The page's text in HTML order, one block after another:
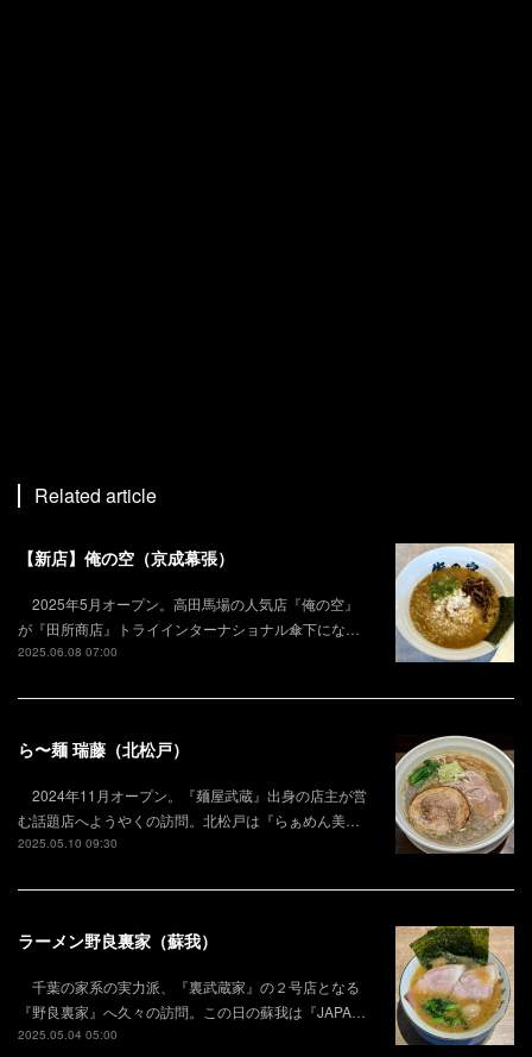
Related article
【新店】俺の空（京成幕張）
2025年5月オープン。高田馬場の人気店『俺の空』
が『田所商店』トライインターナショナル傘下にな…
2025.06.08 07:00
ら〜麺 瑞藤（北松戸）
2024年11月オープン。『麺屋武蔵』出身の店主が営
む話題店へようやくの訪問。北松戸は『らぁめん美…
2025.05.10 09:30
ラーメン野良裏家（蘇我）
千葉の家系の実力派、『裏武蔵家』の２号店となる
『野良裏家』へ久々の訪問。この日の蘇我は『JAPA…
2025.05.04 05:00